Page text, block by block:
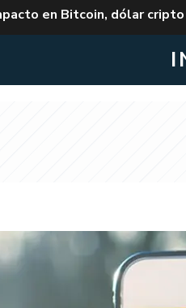
en Bitcoin, dólar cripto